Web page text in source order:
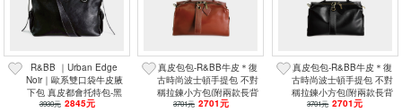
R&BB ｜Urban Edge
Noir｜歐系雙口袋牛皮腋
下包 真皮都會托特包-黑
色
3930元 2845元
真皮包包-R&BB牛皮＊復
古時尚波士頓手提包 不對
稱拉鍊小方包(附兩款長背
帶)-焦糖棕
3701元 2701元
真皮包包-R&BB牛皮＊復
古時尚波士頓手提包 不對
稱拉鍊小方包(附兩款長背
帶)-黑色
3701元 2701元